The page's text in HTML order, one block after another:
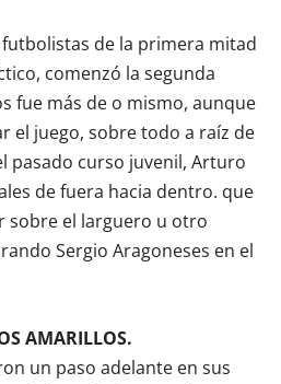
de la primera mitad
comenzó la segunda
fue más de o mismo, aunque
el juego, sobre todo a raíz de
pasado curso juvenil, Arturo
de fuera hacia dentro. que
sobre el larguero u otro
Sergio Aragoneses en el
AMARILLOS.
un paso adelante en sus